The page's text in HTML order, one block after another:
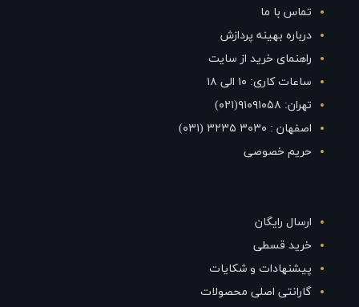
تماس با ما
درباره بهینه پردازش
راهنمای خرید از سایت
ساعات کاری: ۱۰ الی ۱۸
تهران: ۹۱۰۹۱۰۵۸(۰۲۱)
اصفهان : ۳۰۳۰ ۳۲۳۵ (۰۳۱)
حریم خصوصی
ارسال رایگان
خرید قسطی
پیشنهادات و شکایات
گارانتی اصلی محصولات